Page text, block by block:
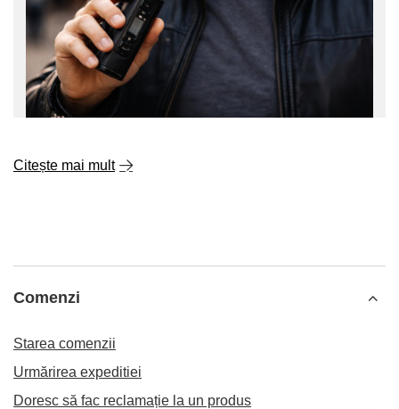
Citește mai mult
Comenzi
Starea comenzii
Urmărirea expeditiei
Doresc să fac reclamație la un produs